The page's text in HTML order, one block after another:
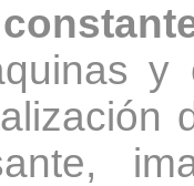
y